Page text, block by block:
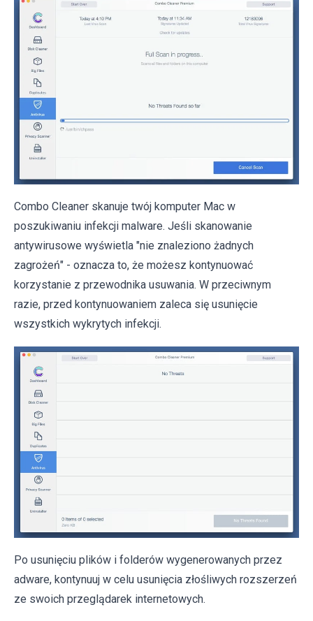
Combo Cleaner skanuje twój komputer Mac w
poszukiwaniu infekcji malware. Jeśli skanowanie
antywirusowe wyświetla "nie znaleziono żadnych
zagrożeń" - oznacza to, że możesz kontynuować
korzystanie z przewodnika usuwania. W przeciwnym
razie, przed kontynuowaniem zaleca się usunięcie
wszystkich wykrytych infekcji.
Po usunięciu plików i folderów wygenerowanych przez
adware, kontynuuj w celu usunięcia złośliwych rozszerzeń
ze swoich przeglądarek internetowych.